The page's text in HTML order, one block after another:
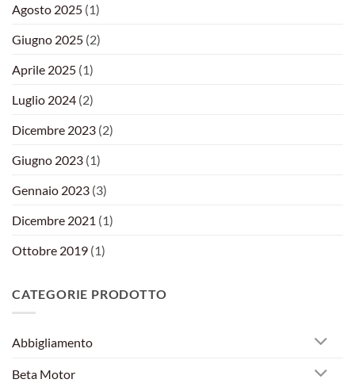
Agosto 2025 (1)
Giugno 2025 (2)
Aprile 2025 (1)
Luglio 2024 (2)
Dicembre 2023 (2)
Giugno 2023 (1)
Gennaio 2023 (3)
Dicembre 2021 (1)
Ottobre 2019 (1)
CATEGORIE PRODOTTO
Abbigliamento
Beta Motor